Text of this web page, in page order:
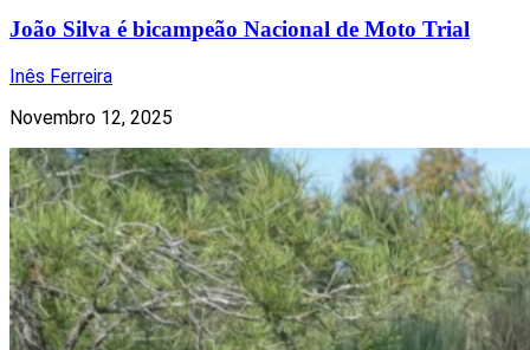
João Silva é bicampeão Nacional de Moto Trial
Inês Ferreira
Novembro 12, 2025